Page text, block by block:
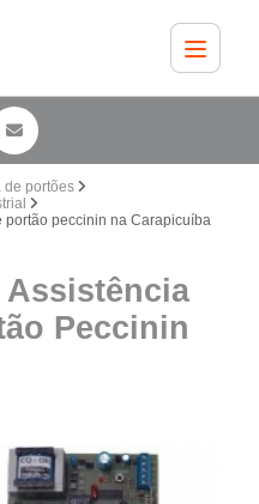
de portões
portão peccinin na Carapicuíba
Peccinin